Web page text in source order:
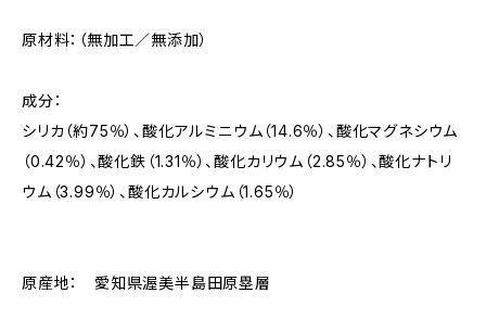
原材料：（無加工／無添加）
成分：
シリカ（約75％）、酸化アルミニウム（14.6％）、酸化マグネシウム
（0.42％）、酸化鉄（1.31％）、酸化カリウム（2.85％）、酸化ナトリ
ウム（3.99％）、酸化カルシウム（1.65％）
原産地： 愛知県渥美半島田原塁層